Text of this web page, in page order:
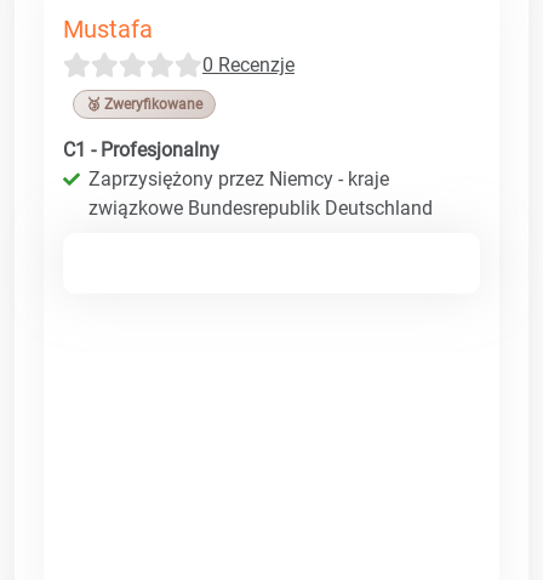
Mustafa
0 Recenzje
🥉 Zweryfikowane
C1 - Profesjonalny
Zaprzysiężony przez Niemcy - kraje
związkowe Bundesrepublik Deutschland